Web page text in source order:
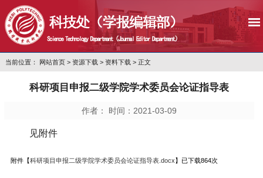
当前位置： 网站首页> 资源下载 > 资料下载 > 正文
科研项目申报二级学院学术委员会论证指导表
作者： 时间：2021-03-09
见附件
附件【科研项目申报二级学院学术委员会论证指导表.docx】已下载864次